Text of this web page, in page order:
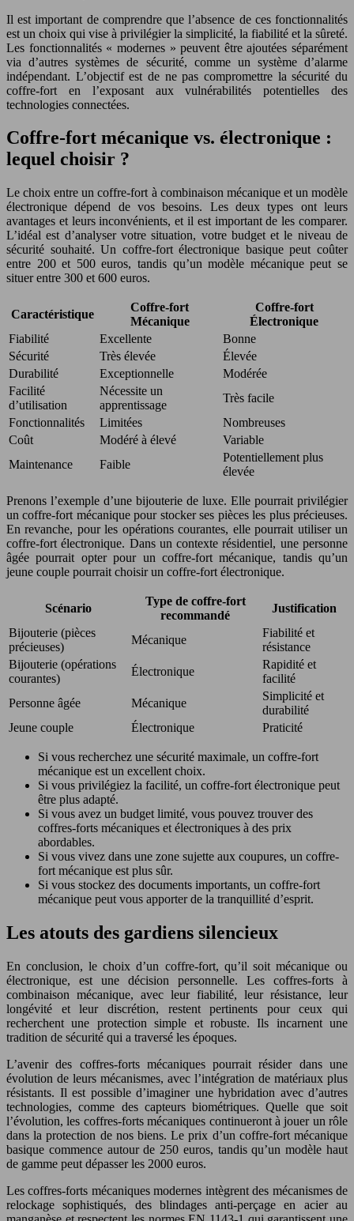
Il est important de comprendre que l’absence de ces fonctionnalités
est un choix qui vise à privilégier la simplicité, la fiabilité et la sûreté.
Les fonctionnalités « modernes » peuvent être ajoutées séparément
via d’autres systèmes de sécurité, comme un système d’alarme
indépendant. L’objectif est de ne pas compromettre la sécurité du
coffre-fort en l’exposant aux vulnérabilités potentielles des
technologies connectées.
Coffre-fort mécanique vs. électronique :
lequel choisir ?
Le choix entre un coffre-fort à combinaison mécanique et un modèle
électronique dépend de vos besoins. Les deux types ont leurs
avantages et leurs inconvénients, et il est important de les comparer.
L’idéal est d’analyser votre situation, votre budget et le niveau de
sécurité souhaité. Un coffre-fort électronique basique peut coûter
entre 200 et 500 euros, tandis qu’un modèle mécanique peut se
situer entre 300 et 600 euros.
Caractéristique
Coffre-fort
Mécanique
Coffre-fort
Électronique
Fiabilité
Excellente
Bonne
Sécurité
Très élevée
Élevée
Durabilité
Exceptionnelle
Modérée
Facilité
d’utilisation
Nécessite un
apprentissage
Très facile
Fonctionnalités
Limitées
Nombreuses
Coût
Modéré à élevé
Variable
Maintenance
Faible
Potentiellement plus
élevée
Prenons l’exemple d’une bijouterie de luxe. Elle pourrait privilégier
un coffre-fort mécanique pour stocker ses pièces les plus précieuses.
En revanche, pour les opérations courantes, elle pourrait utiliser un
coffre-fort électronique. Dans un contexte résidentiel, une personne
âgée pourrait opter pour un coffre-fort mécanique, tandis qu’un
jeune couple pourrait choisir un coffre-fort électronique.
Scénario
Type de coffre-fort
recommandé
Justification
Bijouterie (pièces
précieuses)
Mécanique
Fiabilité et
résistance
Bijouterie (opérations
courantes)
Électronique
Rapidité et
facilité
Personne âgée
Mécanique
Simplicité et
durabilité
Jeune couple
Électronique Praticité
Si vous recherchez une sécurité maximale, un coffre-fort
mécanique est un excellent choix.
Si vous privilégiez la facilité, un coffre-fort électronique peut
être plus adapté.
Si vous avez un budget limité, vous pouvez trouver des
coffres-forts mécaniques et électroniques à des prix
abordables.
Si vous vivez dans une zone sujette aux coupures, un coffre-
fort mécanique est plus sûr.
Si vous stockez des documents importants, un coffre-fort
mécanique peut vous apporter de la tranquillité d’esprit.
Les atouts des gardiens silencieux
En conclusion, le choix d’un coffre-fort, qu’il soit mécanique ou
électronique, est une décision personnelle. Les coffres-forts à
combinaison mécanique, avec leur fiabilité, leur résistance, leur
longévité et leur discrétion, restent pertinents pour ceux qui
recherchent une protection simple et robuste. Ils incarnent une
tradition de sécurité qui a traversé les époques.
L’avenir des coffres-forts mécaniques pourrait résider dans une
évolution de leurs mécanismes, avec l’intégration de matériaux plus
résistants. Il est possible d’imaginer une hybridation avec d’autres
technologies, comme des capteurs biométriques. Quelle que soit
l’évolution, les coffres-forts mécaniques continueront à jouer un rôle
dans la protection de nos biens. Le prix d’un coffre-fort mécanique
basique commence autour de 250 euros, tandis qu’un modèle haut
de gamme peut dépasser les 2000 euros.
Les coffres-forts mécaniques modernes intègrent des mécanismes de
relockage sophistiqués, des blindages anti-perçage en acier au